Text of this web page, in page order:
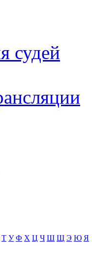
судей
Т У Ф Х Ц Ч Ш Щ Э Ю Я